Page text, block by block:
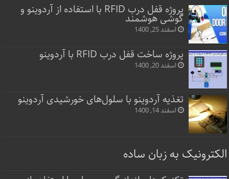
پروژه قفل‌ درب RFID با استفاده از آردوینو و
گوشی هوشمند
اسفند 25, 1400
پروژه ساخت قفل‌ درب RFID با آردوینو
اسفند 20, 1400
تغذیه آردوینو با سلول‌های خورشیدی آردوینو
اسفند 14, 1400
الکترونیک به زبان ساده